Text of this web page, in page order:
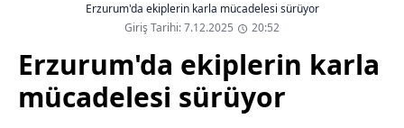
Erzurum'da ekiplerin karla mücadelesi sürüyor
Giriş Tarihi: 7.12.2025
20:52
Erzurum'da ekiplerin karla
mücadelesi sürüyor